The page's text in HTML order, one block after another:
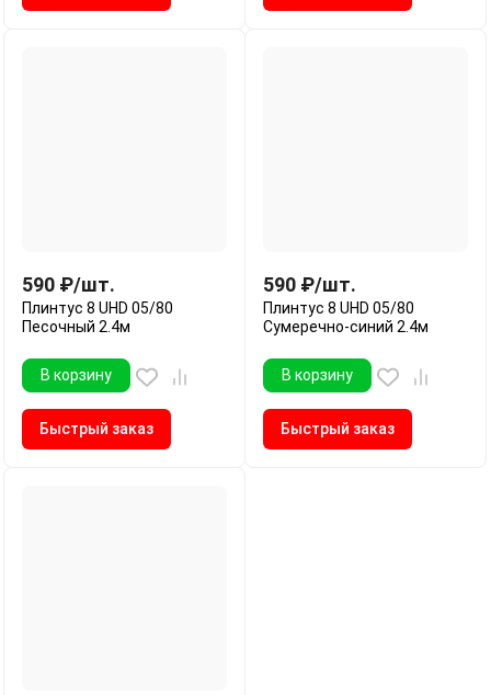
590 ₽/шт.
Плинтус 8 UHD 05/80
Песочный 2.4м
В корзину
Быстрый заказ
590 ₽/шт.
Плинтус 8 UHD 05/80
Сумеречно-синий 2.4м
В корзину
Быстрый заказ